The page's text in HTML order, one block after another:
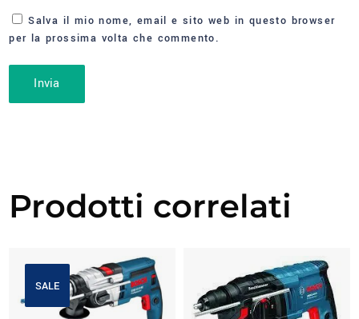
Salva il mio nome, email e sito web in questo browser
per la prossima volta che commento.
Prodotti correlati
SALE